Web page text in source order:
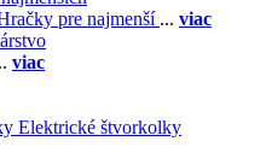
pre najmenší ... viac
viac
Elektrické štvorkolky